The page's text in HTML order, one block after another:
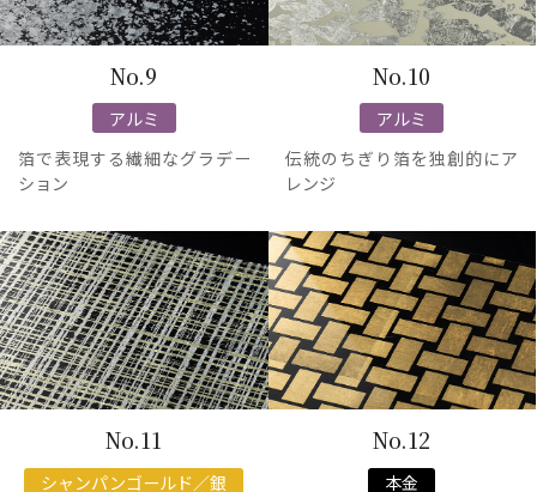
No.9
アルミ
箔で表現する繊細なグラデー
ション
No.10
アルミ
伝統のちぎり箔を独創的にア
レンジ
No.11
シャンパンゴールド／銀
No.12
本金